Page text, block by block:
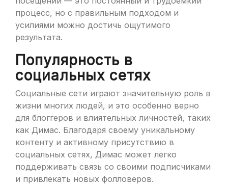
процесс, но с правильным подходом и
усилиями можно достичь ощутимого
результата.
Популярность в
социальных сетях
Социальные сети играют значительную роль в
жизни многих людей, и это особенно верно
для блоггеров и влиятельных личностей, таких
как Димас. Благодаря своему уникальному
контенту и активному присутствию в
социальных сетях, Димас может легко
поддерживать связь со своими подписчиками
и привлекать новых фолловеров.